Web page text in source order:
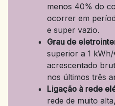
menos 40% do
ocorrer em
e super vazio.
Grau de
superior a 1
acrescentado
nos últimos três
Ligação à rede
rede de muito